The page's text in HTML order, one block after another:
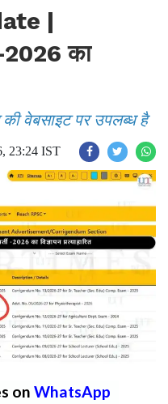
|
-2026 का
वेबसाइट पर उपलब्ध है
23:24 IST
on WhatsApp